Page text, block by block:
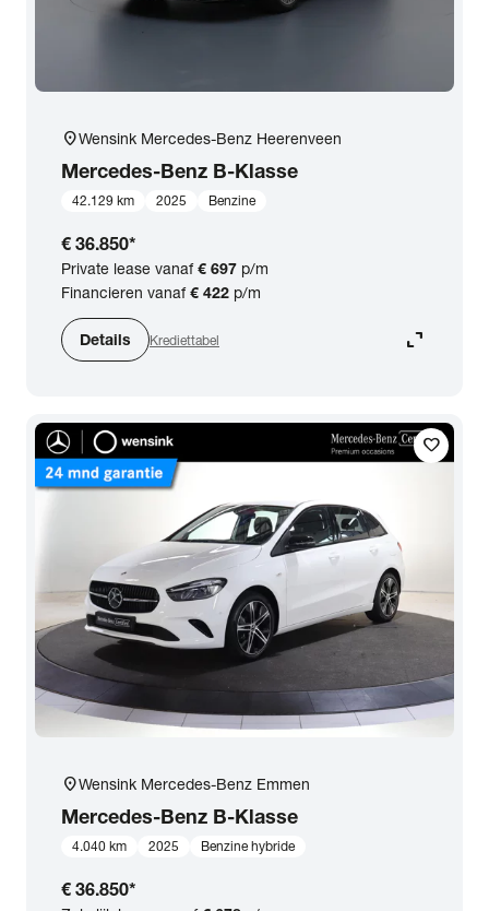
location_onWensink Mercedes-Benz Heerenveen
Mercedes-Benz B-Klasse
42.129 km 2025 Benzine
€ 36.850*
Private lease vanaf€ 697 p/m
Financieren vanaf€ 422 p/m
Details Krediettabel expand_content
favorite
location_onWensink Mercedes-Benz Emmen
Mercedes-Benz B-Klasse
4.040 km 2025 Benzine hybride
€ 36.850*